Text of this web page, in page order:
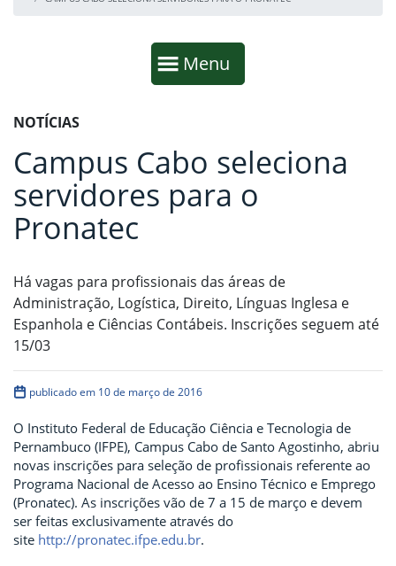
Mostrar
Menu
Fim da navegação
Início do conteúdo
NOTÍCIAS
Campus Cabo seleciona
servidores para o
Pronatec
Há vagas para profissionais das áreas de
Administração, Logística, Direito, Línguas Inglesa e
Espanhola e Ciências Contábeis. Inscrições seguem até
15/03
publicado em 10 de março de 2016
O Instituto Federal de Educação Ciência e Tecnologia de
Pernambuco (IFPE), Campus Cabo de Santo Agostinho, abriu
novas inscrições para seleção de profissionais referente ao
Programa Nacional de Acesso ao Ensino Técnico e Emprego
(Pronatec). As inscrições vão de 7 a 15 de março e devem
ser feitas exclusivamente através do
site http://pronatec.ifpe.edu.br.